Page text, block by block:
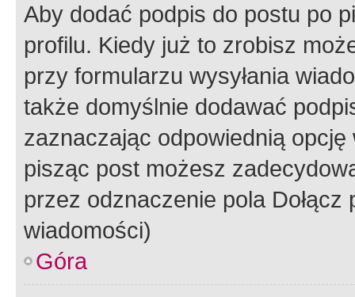
Aby dodać podpis do postu po
profilu. Kiedy już to zrobisz
przy formularzu wysyłania
także domyślnie dodawać
zaznaczając odpowiednią
pisząc post możesz
przez odznaczenie pola
wiadomości)
Góra